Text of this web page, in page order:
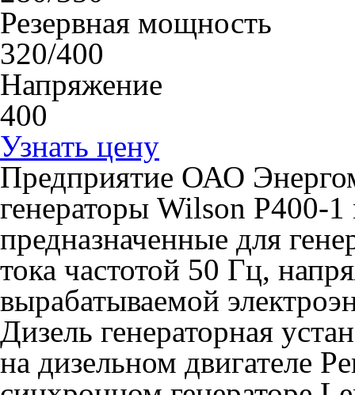
Резервная мощность
320/400
Напряжение
400
Узнать цену
Предприятие ОАО
генераторы Wilson P400-
предназначенные для
тока частотой 50 Гц,
вырабатываемой
Дизель генераторная
на дизельном двигателе